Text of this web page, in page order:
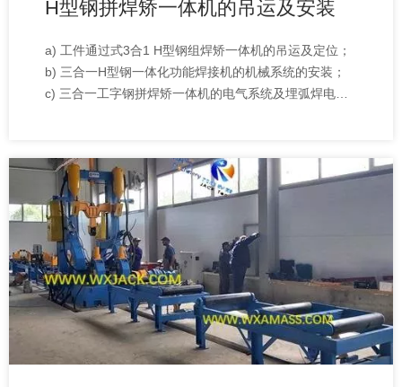
H型钢拼焊矫一体机的吊运及安装
a) 工件通过式3合1 H型钢组焊矫一体机的吊运及定位；
b) 三合一H型钢一体化功能焊接机的机械系统的安装；
c) 三合一工字钢拼焊矫一体机的电气系统及埋弧焊电源